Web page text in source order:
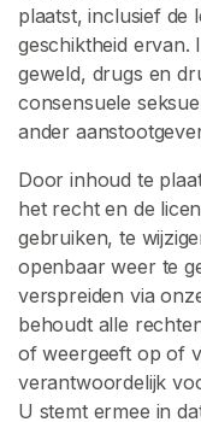
plaatst, inclusief de
geschiktheid ervan.
geweld, drugs en
consensuele
ander
Door inhoud te
het recht en de
gebruiken, te
openbaar weer te
verspreiden via
behoudt alle
of weergeeft op of
verantwoordelijk
U stemt ermee in